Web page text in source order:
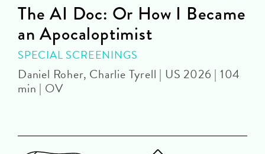
The AI Doc: Or How I Became
an Apocaloptimist
SPECIAL SCREENINGS
Daniel Roher, Charlie Tyrell | US 2026 | 104
min | OV